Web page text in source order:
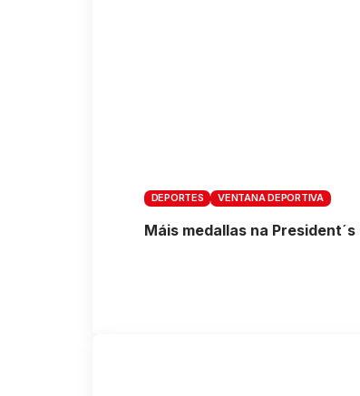
DEPORTES VENTANA DEPORTIVA
Máis medallas na President´s